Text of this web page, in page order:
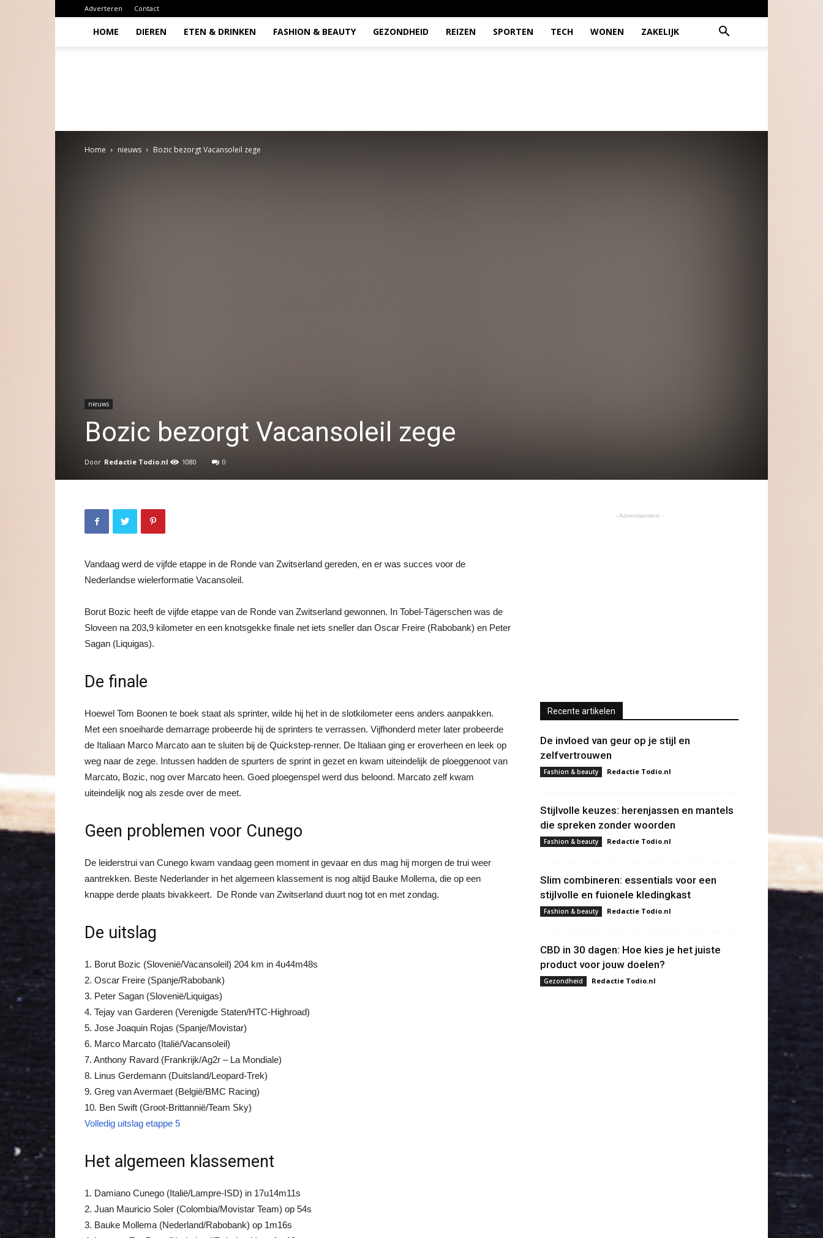
Adverteren Contact
HOME DIEREN ETEN & DRINKEN FASHION & BEAUTY GEZONDHEID REIZEN SPORTEN TECH WONEN ZAKELIJK
Home nieuws Bozic bezorgt Vacansoleil zege
nieuws
Bozic bezorgt Vacansoleil zege
Door Redactie Todio.nl 1080 0
Vandaag werd de vijfde etappe in de Ronde van Zwitserland gereden, en er was succes voor de
Nederlandse wielerformatie Vacansoleil.
Borut Bozic heeft de vijfde etappe van de Ronde van Zwitserland gewonnen. In Tobel-Tägerschen was de
Sloveen na 203,9 kilometer en een knotsgekke finale net iets sneller dan Oscar Freire (Rabobank) en Peter
Sagan (Liquigas).
De finale
Hoewel Tom Boonen te boek staat als sprinter, wilde hij het in de slotkilometer eens anders aanpakken.
Met een snoeiharde demarrage probeerde hij de sprinters te verrassen. Vijfhonderd meter later probeerde
de Italiaan Marco Marcato aan te sluiten bij de Quickstep-renner. De Italiaan ging er eroverheen en leek op
weg naar de zege. Intussen hadden de spurters de sprint in gezet en kwam uiteindelijk de ploeggenoot van
Marcato, Bozic, nog over Marcato heen. Goed ploegenspel werd dus beloond. Marcato zelf kwam
uiteindelijk nog als zesde over de meet.
Geen problemen voor Cunego
De leiderstrui van Cunego kwam vandaag geen moment in gevaar en dus mag hij morgen de trui weer
aantrekken. Beste Nederlander in het algemeen klassement is nog altijd Bauke Mollema, die op een
knappe derde plaats bivakkeert. De Ronde van Zwitserland duurt nog tot en met zondag.
De uitslag
1. Borut Bozic (Slovenië/Vacansoleil) 204 km in 4u44m48s
2. Oscar Freire (Spanje/Rabobank)
3. Peter Sagan (Slovenië/Liquigas)
4. Tejay van Garderen (Verenigde Staten/HTC-Highroad)
5. Jose Joaquin Rojas (Spanje/Movistar)
6. Marco Marcato (Italië/Vacansoleil)
7. Anthony Ravard (Frankrijk/Ag2r – La Mondiale)
8. Linus Gerdemann (Duitsland/Leopard-Trek)
9. Greg van Avermaet (België/BMC Racing)
10. Ben Swift (Groot-Brittannië/Team Sky)
Volledig uitslag etappe 5
Het algemeen klassement
1. Damiano Cunego (Italië/Lampre-ISD) in 17u14m11s
2. Juan Mauricio Soler (Colombia/Movistar Team) op 54s
3. Bauke Mollema (Nederland/Rabobank) op 1m16s
- Advertisement -
Recente artikelen
De invloed van geur op je stijl en
zelfvertrouwen
Fashion & beauty Redactie Todio.nl
Stijlvolle keuzes: herenjassen en mantels
die spreken zonder woorden
Fashion & beauty Redactie Todio.nl
Slim combineren: essentials voor een
stijlvolle en fuionele kledingkast
Fashion & beauty Redactie Todio.nl
CBD in 30 dagen: Hoe kies je het juiste
product voor jouw doelen?
Gezondheid Redactie Todio.nl